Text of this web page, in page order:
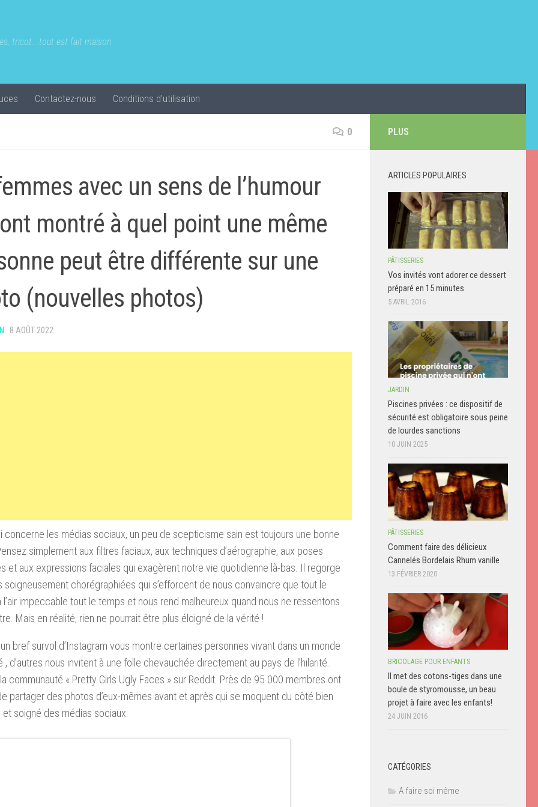
tricot...tout est fait maison
Contactez-nous Conditions d’utilisation
0
avec un sens de l’humour
montré à quel point une même
peut être différente sur une
(nouvelles photos)
· 8 AOÛT 2022
concerne les médias sociaux, un peu de scepticisme sain est toujours une bonne
simplement aux filtres faciaux, aux techniques d’aérographie, aux poses
et aux expressions faciales qui exagèrent notre vie quotidienne là-bas. Il regorge
soigneusement chorégraphiées qui s’efforcent de nous convaincre que tout le
l’air impeccable tout le temps et nous rend malheureux quand nous ne ressentons
Mais en réalité, rien ne pourrait être plus éloigné de la vérité !
bref survol d’Instagram vous montre certaines personnes vivant dans un monde
, d’autres nous invitent à une folle chevauchée directement au pays de l’hilarité.
communauté « Pretty Girls Ugly Faces » sur Reddit. Près de 95 000 membres ont
partager des photos d’eux-mêmes avant et après qui se moquent du côté bien
soigné des médias sociaux.
PLUS
ARTICLES POPULAIRES
PÂTISSERIES
Vos invités vont adorer ce dessert
préparé en 15 minutes
5 AVRIL 2016
JARDIN
Piscines privées : ce dispositif de
sécurité est obligatoire sous peine
de lourdes sanctions
10 JUIN 2025
PÂTISSERIES
Comment faire des délicieux
Cannelés Bordelais Rhum vanille
13 FÉVRIER 2020
BRICOLAGE POUR ENFANTS
Il met des cotons-tiges dans une
boule de styromousse, un beau
projet à faire avec les enfants!
24 JUIN 2016
CATÉGORIES
A faire soi même